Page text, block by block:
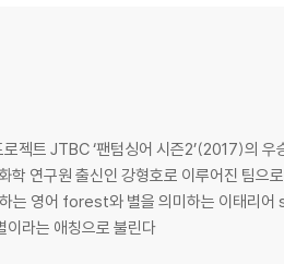
젝트 JTBC ‘팬텀싱어 시즌2’(2017)의
연구원 출신인 강형호로 이루어진 팀으로
영어 forest와 별을 의미하는 이태리어
이라는 애칭으로 불린다